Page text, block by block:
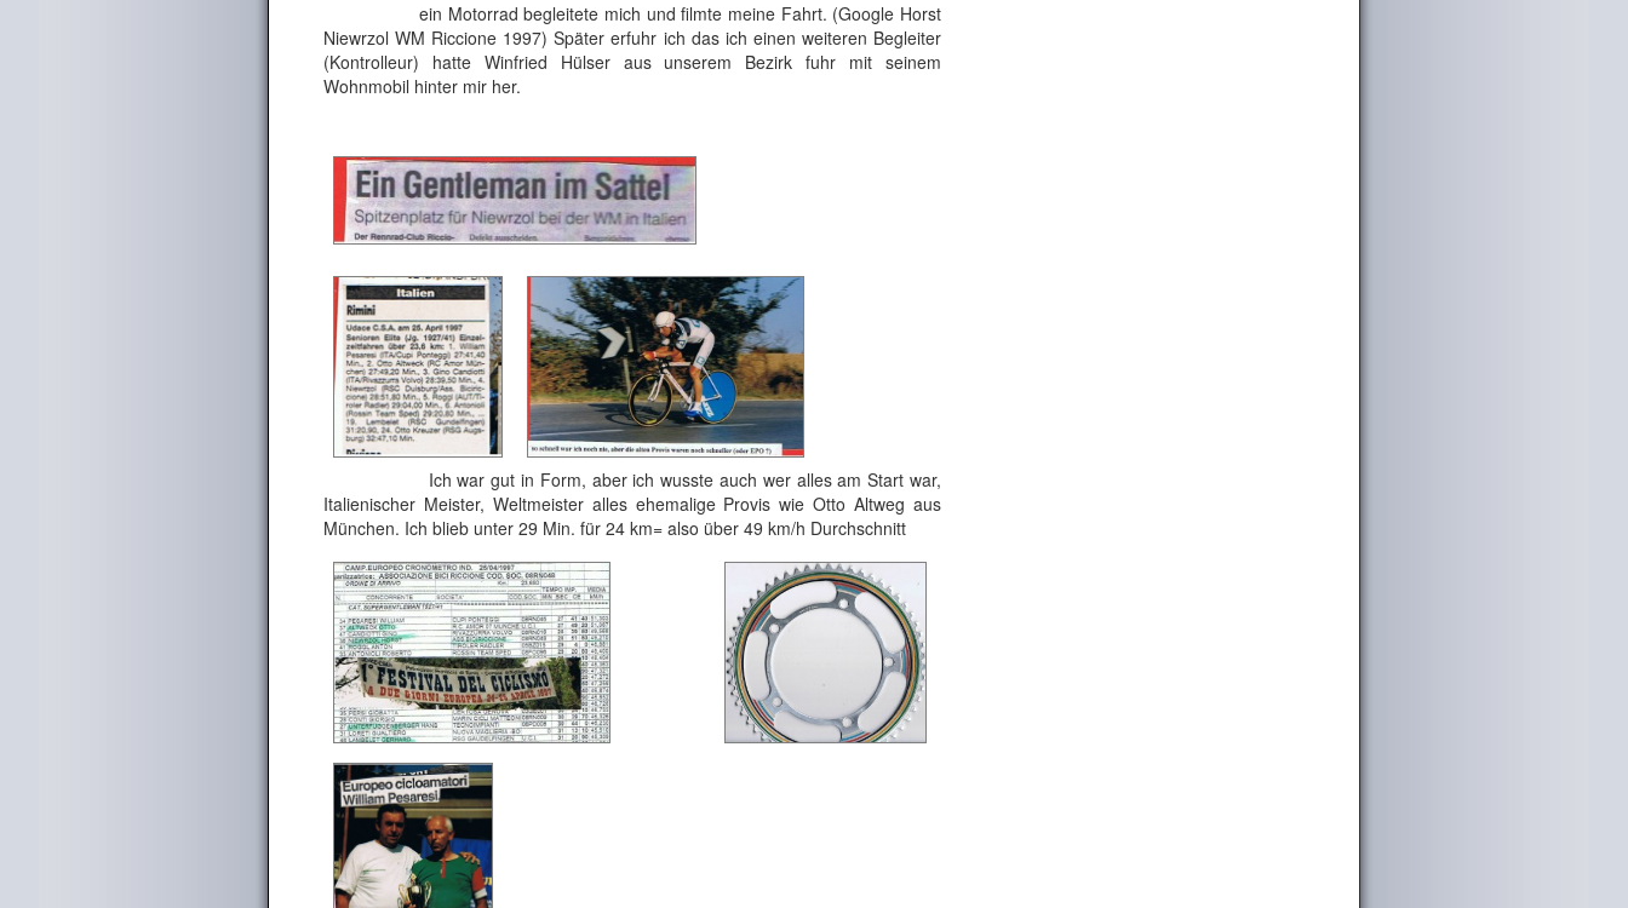
ein Motorrad begleitete mich und filmte meine Fahrt. (Google Horst
Niewrzol WM Riccione 1997) Später erfuhr ich das ich einen weiteren Begleiter
(Kontrolleur) hatte Winfried Hülser aus unserem Bezirk fuhr mit seinem
Wohnmobil hinter mir her.
Ich war gut in Form, aber ich wusste auch wer alles am Start war,
Italienischer Meister, Weltmeister alles ehemalige Provis wie Otto Altweg aus
München. Ich blieb unter 29 Min. für 24 km= also über 49 km/h Durchschnitt